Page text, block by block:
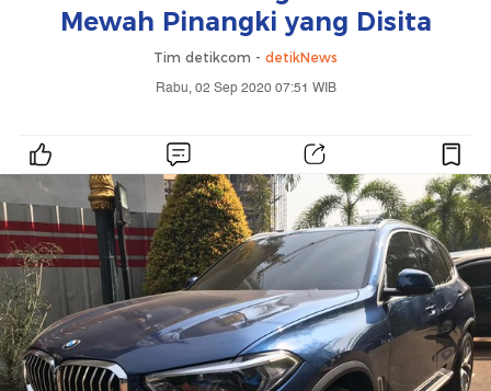
Mewah Pinangki yang Disita
Tim detikcom - detikNews
Rabu, 02 Sep 2020 07:51 WIB